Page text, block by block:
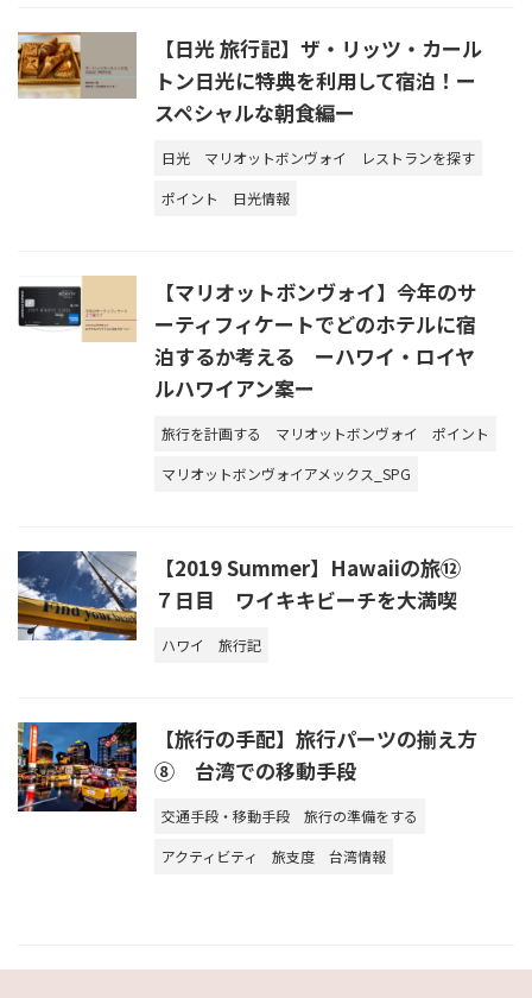
【日光 旅行記】ザ・リッツ・カール
トン日光に特典を利用して宿泊！ー
スペシャルな朝食編ー
日光 マリオットボンヴォイ
レストランを探す
ポイント
日光情報
【マリオットボンヴォイ】今年のサ
ーティフィケートでどのホテルに宿
泊するか考える ーハワイ・ロイヤ
ルハワイアン案ー
旅行を計画する マリオットボンヴォイ
ポイント
マリオットボンヴォイアメックス_SPG
【2019 Summer】Hawaiiの旅⑫
７日目 ワイキキビーチを大満喫
ハワイ 旅行記
【旅行の手配】旅行パーツの揃え方
⑧ 台湾での移動手段
交通手段・移動手段
旅行の準備をする
アクティビティ
旅支度 台湾情報